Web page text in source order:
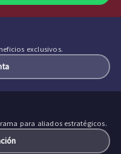
exclusivos.
para aliados estratégicos.